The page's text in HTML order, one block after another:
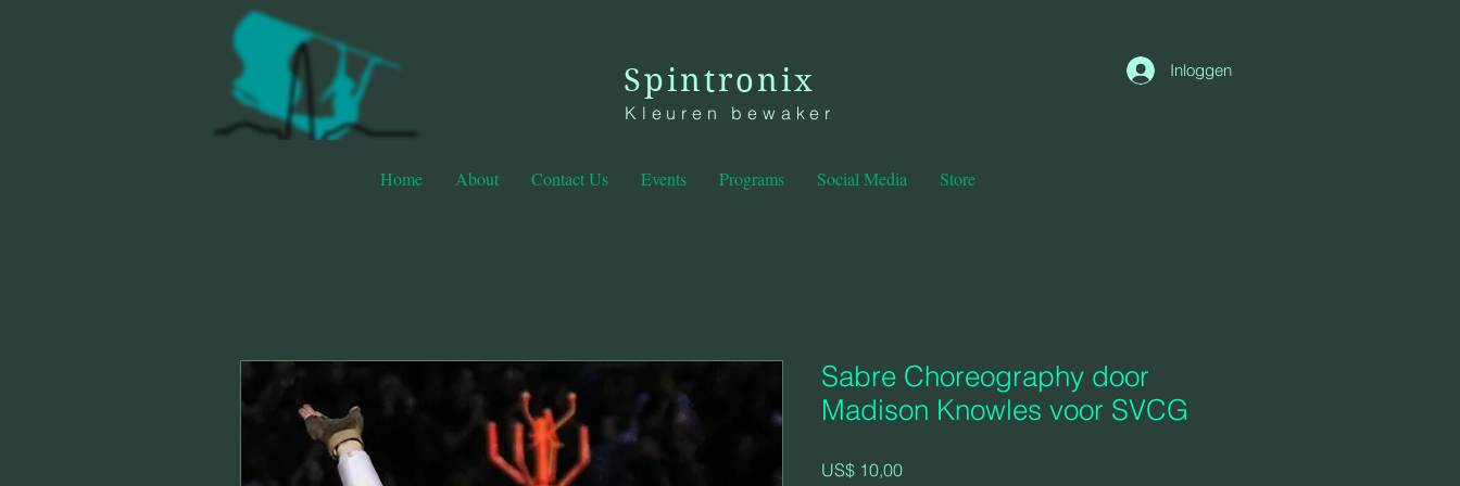
Spintronix
Kleuren bewaker
Inloggen
Home About Contact Us Events Programs Social Media Store
Sabre Choreography door
Madison Knowles voor SVCG
US$ 10,00Prijs